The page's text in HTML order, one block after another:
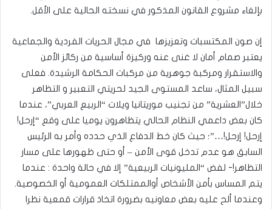
بإلغاء مشروع القانون المذكور في نسخته الحالية على الأقل.
إن صون المكتسبات وتعزيزها في مجال الحريات الفردية والجماعية
يعتبر صمام أمان لا غنى عنه وركيزة أساسية من ركائز الأمن
والاستقرار ومركبة جوهرية من مركبات الحكامة الرشيدة. فعلى
سبيل المثال، ساعد المستوى الجيد لحريتي التعبير و التظاهر
خلال”العشرية” من تجنيب موريتانيا ويلات “الربيع العربي”، عندما
كان بعض داعمي النظام الحالي يتظاهرون يوميا على وقع “إرحل!
إرحل! إرحل!…”؛ حيث كان خط الدفاع الذي حدده وأمر به الرئيس
السابق هو عدم تدخل قوى الأمن – أو حتى ظهورها على مسار
التظاهر!- لفض “المليونيات الربيعية” إلا في حالة واحدة : عندما
يتم المساس بأمن الأشخاص أوالممتلكات العمومية أو الخصوصية.
وعندما ألح عليه بعض معاونيه بضرورة اتخاذ قرارات قمعية نظرا